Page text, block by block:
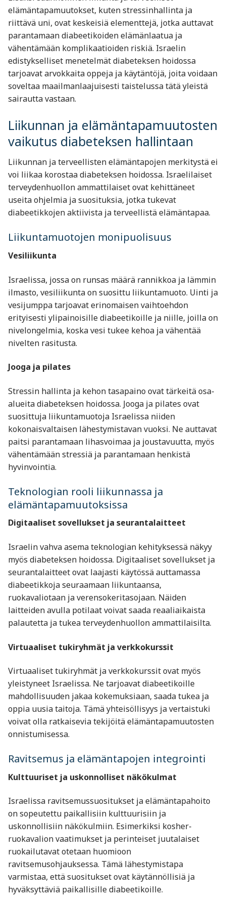
elämäntapamuutokset, kuten stressinhallinta ja
riittävä uni, ovat keskeisiä elementtejä, jotka auttavat
parantamaan diabeetikoiden elämänlaatua ja
vähentämään komplikaatioiden riskiä. Israelin
edistykselliset menetelmät diabeteksen hoidossa
tarjoavat arvokkaita oppeja ja käytäntöjä, joita voidaan
soveltaa maailmanlaajuisesti taistelussa tätä yleistä
sairautta vastaan.
Liikunnan ja elämäntapamuutosten
vaikutus diabeteksen hallintaan
Liikunnan ja terveellisten elämäntapojen merkitystä ei
voi liikaa korostaa diabeteksen hoidossa. Israelilaiset
terveydenhuollon ammattilaiset ovat kehittäneet
useita ohjelmia ja suosituksia, jotka tukevat
diabeetikkojen aktiivista ja terveellistä elämäntapaa.
Liikuntamuotojen monipuolisuus
Vesiliikunta
Israelissa, jossa on runsas määrä rannikkoa ja lämmin
ilmasto, vesiliikunta on suosittu liikuntamuoto. Uinti ja
vesijumppa tarjoavat erinomaisen vaihtoehdon
erityisesti ylipainoisille diabeetikoille ja niille, joilla on
nivelongelmia, koska vesi tukee kehoa ja vähentää
nivelten rasitusta.
Jooga ja pilates
Stressin hallinta ja kehon tasapaino ovat tärkeitä osa-
alueita diabeteksen hoidossa. Jooga ja pilates ovat
suosittuja liikuntamuotoja Israelissa niiden
kokonaisvaltaisen lähestymistavan vuoksi. Ne auttavat
paitsi parantamaan lihasvoimaa ja joustavuutta, myös
vähentämään stressiä ja parantamaan henkistä
hyvinvointia.
Teknologian rooli liikunnassa ja
elämäntapamuutoksissa
Digitaaliset sovellukset ja seurantalaitteet
Israelin vahva asema teknologian kehityksessä näkyy
myös diabeteksen hoidossa. Digitaaliset sovellukset ja
seurantalaitteet ovat laajasti käytössä auttamassa
diabeetikkoja seuraamaan liikuntaansa,
ruokavaliotaan ja verensokeritasojaan. Näiden
laitteiden avulla potilaat voivat saada reaaliaikaista
palautetta ja tukea terveydenhuollon ammattilaisilta.
Virtuaaliset tukiryhmät ja verkkokurssit
Virtuaaliset tukiryhmät ja verkkokurssit ovat myös
yleistyneet Israelissa. Ne tarjoavat diabeetikoille
mahdollisuuden jakaa kokemuksiaan, saada tukea ja
oppia uusia taitoja. Tämä yhteisöllisyys ja vertaistuki
voivat olla ratkaisevia tekijöitä elämäntapamuutosten
onnistumisessa.
Ravitsemus ja elämäntapojen integrointi
Kulttuuriset ja uskonnolliset näkökulmat
Israelissa ravitsemussuositukset ja elämäntapahoito
on sopeutettu paikallisiin kulttuurisiin ja
uskonnollisiin näkökulmiin. Esimerkiksi kosher-
ruokavalion vaatimukset ja perinteiset juutalaiset
ruokailutavat otetaan huomioon
ravitsemusohjauksessa. Tämä lähestymistapa
varmistaa, että suositukset ovat käytännöllisiä ja
hyväksyttäviä paikallisille diabeetikoille.